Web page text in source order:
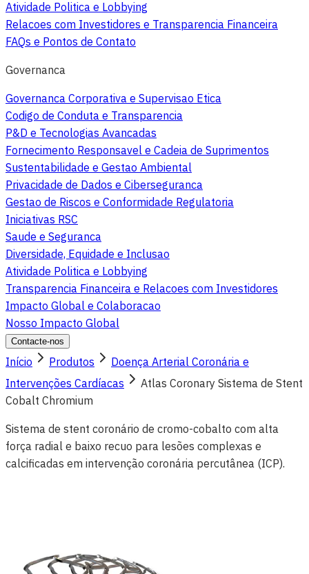
Atividade Politica e Lobbying
Relacoes com Investidores e Transparencia Financeira
FAQs e Pontos de Contato
Governanca
Governanca Corporativa e Supervisao Etica
Codigo de Conduta e Transparencia
P&D e Tecnologias Avancadas
Fornecimento Responsavel e Cadeia de Suprimentos
Sustentabilidade e Gestao Ambiental
Privacidade de Dados e Ciberseguranca
Gestao de Riscos e Conformidade Regulatoria
Iniciativas RSC
Saude e Seguranca
Diversidade, Equidade e Inclusao
Atividade Politica e Lobbying
Transparencia Financeira e Relacoes com Investidores
Impacto Global e Colaboracao
Nosso Impacto Global
Contacte-nos
Início Produtos
Doença Arterial Coronária e
Intervenções Cardíacas
Atlas Coronary Sistema de Stent
Cobalt Chromium
Sistema de stent coronário de cromo-cobalto com alta
força radial e baixo recuo para lesões complexas e
calcificadas em intervenção coronária percutânea (ICP).